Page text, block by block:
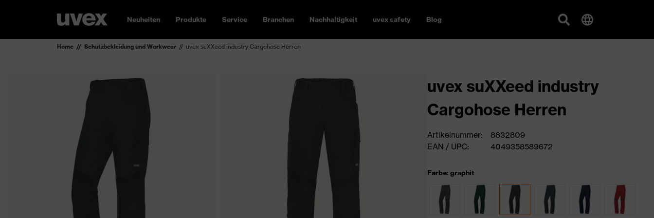
Neuheiten Produkte Service Branchen Nachhaltigkeit uvex safety Blog
Home Schutzbekleidung und Workwear uvex suXXeed industry Cargohose Herren
uvex suXXeed industry
Cargohose Herren
Artikelnummer:
8832809
EAN / UPC:
4049358589672
Farbe: graphit